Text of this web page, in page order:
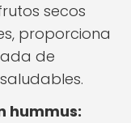
secos
proporciona
de
hummus: